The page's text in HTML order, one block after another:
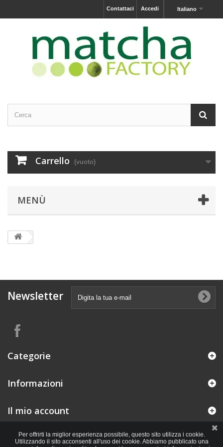
Italiano
Accedi
Contattaci
Carrello (vuoto)
MENÙ
Newsletter
Categorie
Informazioni
Il mio account
Per offrirti la miglior esperienza possibile, questo sito utilizza i cookie.
Utilizzando il sito acconsenti all'uso dei cookie. Abbiamo pubblicato una